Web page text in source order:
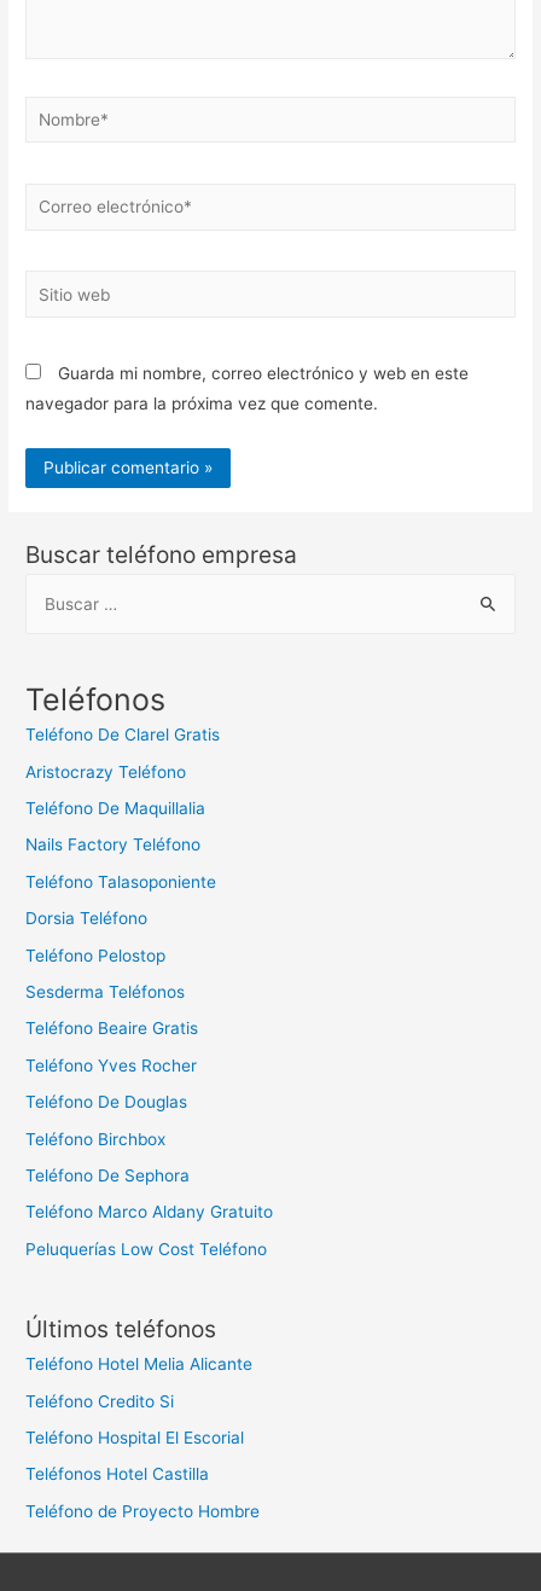
Nombre*
Correo
Sitio
Guarda mi nombre, correo electrónico y web en este
navegador para la próxima vez que comente.
Buscar teléfono empresa
c
:
Teléfonos
Teléfono De Clarel Gratis
Aristocrazy Teléfono
Teléfono De Maquillalia
Nails Factory Teléfono
Teléfono Talasoponiente
Dorsia Teléfono
Teléfono Pelostop
Sesderma Teléfonos
Teléfono Beaire Gratis
Teléfono Yves Rocher
Teléfono De Douglas
Teléfono Birchbox
Teléfono De Sephora
Teléfono Marco Aldany Gratuito
Peluquerías Low Cost Teléfono
Últimos teléfonos
Teléfono Hotel Melia Alicante
Teléfono Credito Si
Teléfono Hospital El Escorial
Teléfonos Hotel Castilla
Teléfono de Proyecto Hombre